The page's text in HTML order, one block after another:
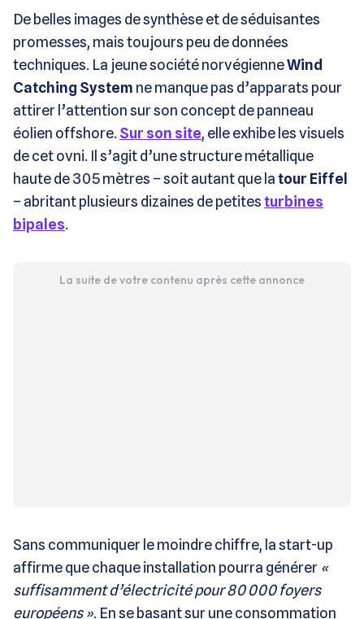
De belles images de synthèse et de séduisantes
promesses, mais toujours peu de données
techniques. La jeune société norvégienneWind
Catching System ne manque pas d’apparats pour
attirer l’attention sur son concept de panneau
éolien offshore. Sur son site, elle exhibe les visuels
de cet ovni. Il s’agit d’une structure métallique
haute de 305 mètres – soit autant que latour Eiffel
– abritant plusieurs dizaines de petitesturbines
bipales.
La suite de votre contenu après cette annonce
Sans communiquer le moindre chiffre, la start-up
affirme que chaque installation pourra générer «
suffisamment d’électricité pour 80 000 foyers
européens ». En se basant sur une consommation